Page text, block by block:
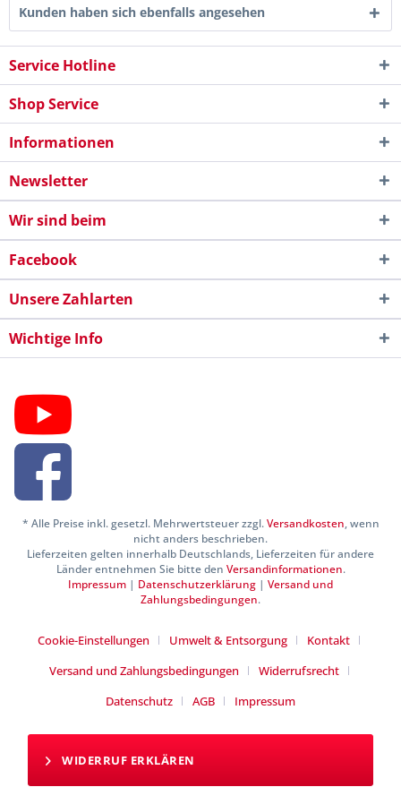
Kunden haben sich ebenfalls angesehen
Service Hotline
Shop Service
Informationen
Newsletter
Wir sind beim
Facebook
Unsere Zahlarten
Wichtige Info
* Alle Preise inkl. gesetzl. Mehrwertsteuer zzgl.Versandkosten, wenn
nicht anders beschrieben.
Lieferzeiten gelten innerhalb Deutschlands, Lieferzeiten für andere
Länder entnehmen Sie bitte den Versandinformationen.
Impressum | Datenschutzerklärung | Versand und
Zahlungsbedingungen.
Cookie-Einstellungen Umwelt & Entsorgung
Kontakt
Versand und Zahlungsbedingungen
Widerrufsrecht
Datenschutz
AGB Impressum
WIDERRUF ERKLÄREN